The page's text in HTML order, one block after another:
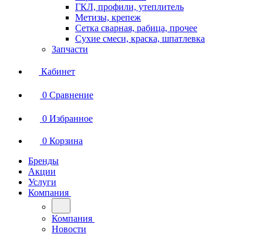
ГКЛ, профили, утеплитель
Метизы, крепеж
Сетка сварная, рабица, прочее
Сухие смеси, краска, шпатлевка
Запчасти
Кабинет
0 Сравнение
0 Избранное
0 Корзина
Бренды
Акции
Услуги
Компания
Компания
Новости